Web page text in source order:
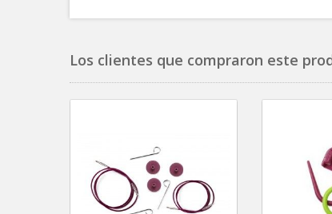
Los clientes que compraron este